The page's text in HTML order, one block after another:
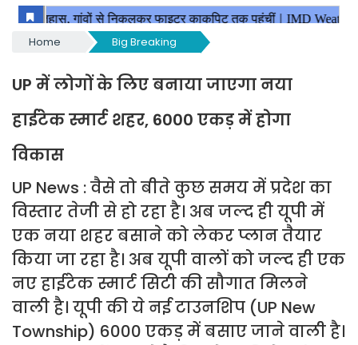
Home Big Breaking
UP में लोगों के लिए बनाया जाएगा नया
हाईटेक स्मार्ट शहर, 6000 एकड़ में होगा
विकास
UP News : वैसे तो बीते कुछ समय में प्रदेश का
विस्तार तेजी से हो रहा है। अब जल्द ही यूपी में
एक नया शहर बसाने को लेकर प्लान तैयार
किया जा रहा है। अब यूपी वालों को जल्द ही एक
नए हाईटेक स्मार्ट सिटी की सौगात मिलने
वाली है। यूपी की ये नई टाउनशिप (UP New
Township) 6000 एकड़ में बसाए जाने वाली है।